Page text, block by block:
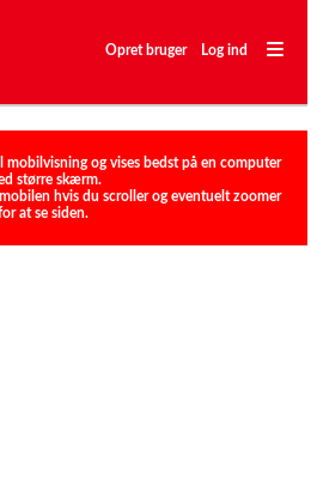
―
―
―
Opret bruger Log ind
og vises bedst på en computer
større skærm.
hvis du scroller og eventuelt zoomer
at se siden.